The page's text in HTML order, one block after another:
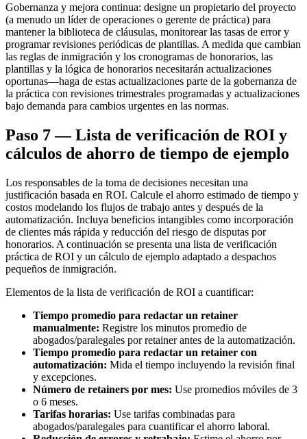
Gobernanza y mejora continua: designe un propietario del proyecto
(a menudo un líder de operaciones o gerente de práctica) para
mantener la biblioteca de cláusulas, monitorear las tasas de error y
programar revisiones periódicas de plantillas. A medida que cambian
las reglas de inmigración y los cronogramas de honorarios, las
plantillas y la lógica de honorarios necesitarán actualizaciones
oportunas—haga de estas actualizaciones parte de la gobernanza de
la práctica con revisiones trimestrales programadas y actualizaciones
bajo demanda para cambios urgentes en las normas.
Paso 7 — Lista de verificación de ROI y
cálculos de ahorro de tiempo de ejemplo
Los responsables de la toma de decisiones necesitan una
justificación basada en ROI. Calcule el ahorro estimado de tiempo y
costos modelando los flujos de trabajo antes y después de la
automatización. Incluya beneficios intangibles como incorporación
de clientes más rápida y reducción del riesgo de disputas por
honorarios. A continuación se presenta una lista de verificación
práctica de ROI y un cálculo de ejemplo adaptado a despachos
pequeños de inmigración.
Elementos de la lista de verificación de ROI a cuantificar:
Tiempo promedio para redactar un retainer
manualmente: Registre los minutos promedio de
abogados/paralegales por retainer antes de la automatización.
Tiempo promedio para redactar un retainer con
automatización: Mida el tiempo incluyendo la revisión final
y excepciones.
Número de retainers por mes: Use promedios móviles de 3
o 6 meses.
Tarifas horarias: Use tarifas combinadas para
abogados/paralegales para cuantificar el ahorro laboral.